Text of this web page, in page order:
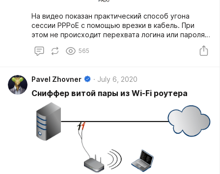
На видео показан практический способ угона
сессии PPPoE с помощью врезки в кабель. При
этом не происходит перехвата логина или пароля и
не имеет значения используемый тип авторизации
(CHAP/PAP).
565
Pavel Zhovner July 6, 2020
Сниффер витой пары из Wi-Fi роутера